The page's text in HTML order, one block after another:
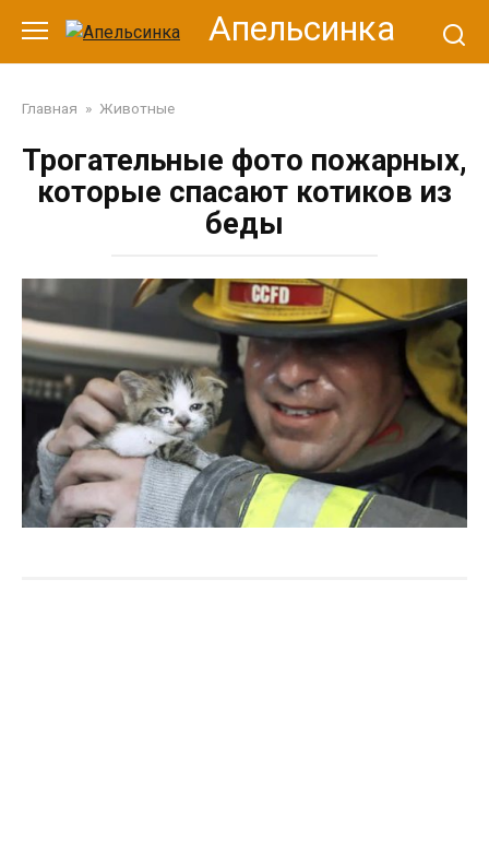
контенту
Апельсинка
Главная » Животные
Трогательные фото пожарных,
которые спасают котиков из
беды